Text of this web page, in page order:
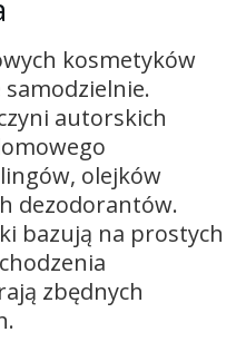
kosmetyków
autorskich
olejków
dezodorantów.
bazują na prostych
zbędnych